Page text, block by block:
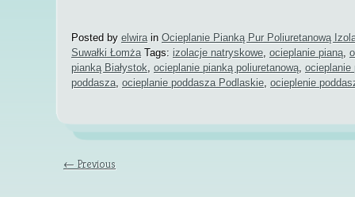
Posted by elwirain Ocieplanie Pianką Pur Poliuretanową
Suwałki ŁomżaTags: izolacje natryskowe, ocieplanie pianą,
pianką Białystok, ocieplanie pianką poliuretanową, ocieplanie
poddasza, ocieplanie poddasza Podlaskie, ocieplenie
← Previous